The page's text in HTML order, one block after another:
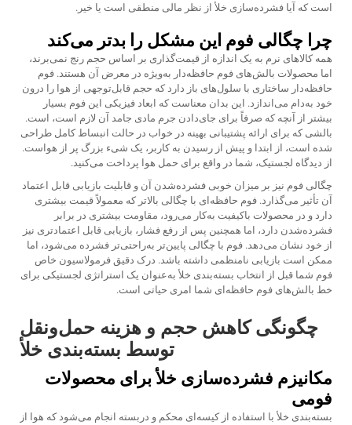
است که آیا فشرده‌سازی خلأ از نظر مالی منطقی است یا خیر.
چرا چگالی فوم این مشکل را بدتر می‌کند
همه کالاهای نرم به یک اندازه از قیمت‌گذاری بر اساس حجم رنج نمی‌برند،
اما محصولات بالش‌های فوم حافظه‌دار به‌ویژه در معرض آن هستند. فوم
حافظه‌دار ساختاری با سلول‌های باز دارد که حجم قابل‌توجهی از هوا را درون
خود به‌دام می‌اندازد. این بدان معناست که ابعاد فیزیکی این فوم بسیار
بیشتر از آنچه که صرفاً برای جای‌دادن جرم مادی جامد آن لازم است، است.
بالشی که برای ارائه پشتیبانی بهینه در خواب در حالت انبساط کامل طراحی
شده است، از ابتدا و پیش از رسیدن به کاربر، یک شیء بزرگ پر از هواست.
از دیدگاه لجستیک، شما در واقع برای حمل هوا پرداخت می‌کنید.
چگالی فوم نیز بر میزان خوبی فشرده‌شدن آن و قابلیت بازیابی قابل اعتماد
آن تأثیر می‌گذارد. فوم حافظه‌ای با چگالی بالاتر که معمولاً قیمت بیشتری
دارد و در محصولات باکیفیت به‌کار می‌رود، مقاومت بیشتری در برابر
فشرده‌شدن دارد، اما همچنین پس از رفع فشار، بازیابی قابل اعتمادتری نیز
از خود نشان می‌دهد. فوم با چگالی پایین‌تر به‌راحتی‌تر فشرده می‌شود، اما
ممکن است بازیابی نامنظمی داشته باشد. درک دقیق فرمولاسیون خاص
فوم شما قبل از انتخاب بسته‌بندی خلأ به‌عنوان یک استراتژی لجستیکی برای
خط بالش‌های فوم حافظه‌ای شما امری حیاتی است.
چگونگی کاهش حجم و هزینه حمل‌ونقل
توسط بسته‌بندی خلأ
مکانیزم فشرده‌سازی خلأ برای محصولات
فومی
بسته‌بندی خلأ با استفاده از کیسه‌ای محکم و دربسته انجام می‌شود که هوا از